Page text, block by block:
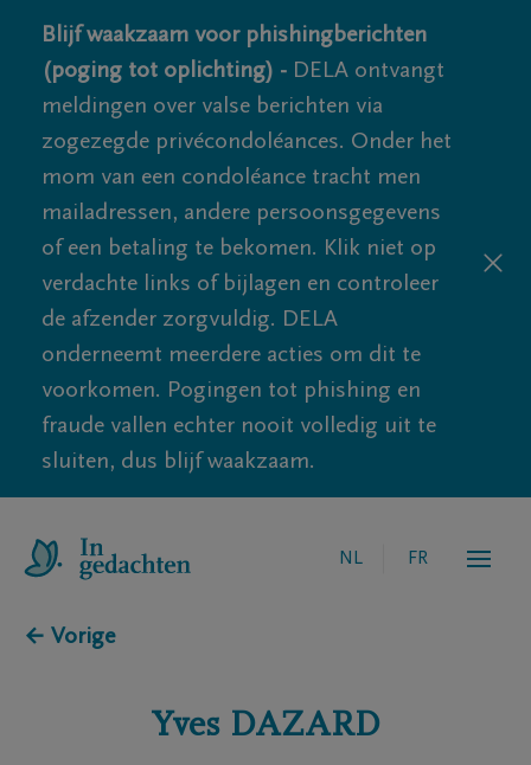
Blijf waakzaam voor phishingberichten
(poging tot oplichting) - DELA ontvangt
meldingen over valse berichten via
zogezegde privécondoléances. Onder het
mom van een condoléance tracht men
mailadressen, andere persoonsgegevens
of een betaling te bekomen. Klik niet op
verdachte links of bijlagen en controleer
de afzender zorgvuldig. DELA
onderneemt meerdere acties om dit te
voorkomen. Pogingen tot phishing en
fraude vallen echter nooit volledig uit te
sluiten, dus blijf waakzaam.
NL FR
← Vorige
Yves DAZARD